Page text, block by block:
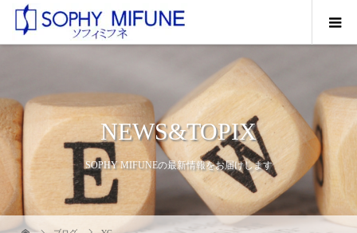
NEWS&TOPIX
SOPHY MIFUNEの最新情報をお届けします